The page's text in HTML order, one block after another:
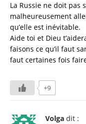
La Russie ne doit pas
malheureusement
qu’elle est inévitable.
Aide toi et Dieu
faisons ce qu’il faut
faut certaines fois
+9
Volga dit :